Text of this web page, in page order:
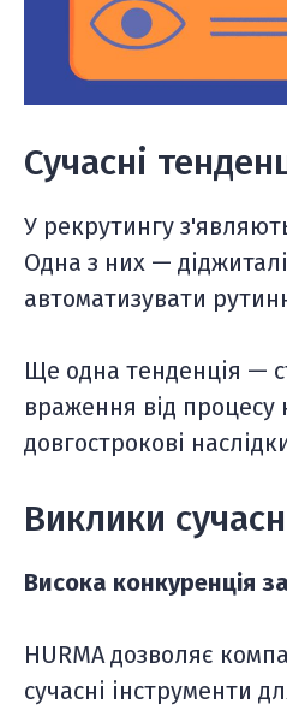
Сучасні
У рекрутингу
Одна з них —
автоматизувати
Ще одна тенденція —
враження від
довгострокові
Виклики
Висока конкуренція
HURMA дозволяє
сучасні інструменти